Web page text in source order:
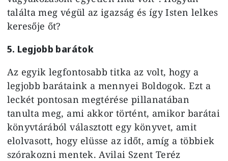
találta meg végül az igazság és így Isten lelkes
keresője őt?
5. Legjobb barátok
Az egyik legfontosabb titka az volt, hogy a
legjobb barátaink a mennyei Boldogok. Ezt a
leckét pontosan megtérése pillanatában
tanulta meg, ami akkor történt, amikor barátai
könyvtárából választott egy könyvet, amit
elolvasott, hogy elüsse az időt, amíg a többiek
szórakozni mentek. Avilai Szent Teréz